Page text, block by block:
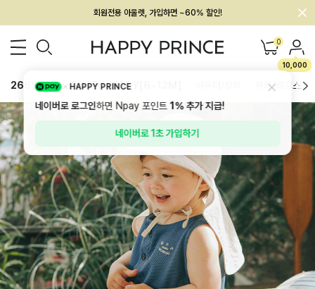
멤버십 최대 28,000원 혜택
0
10,000
26SS 신상 BEST BABY[6~12M] 하의/레깅스
HAPPY PRINCE
네이버로 로그인하면 Npay 포인트1%추가 지급!
네이버로 1초 가입하기